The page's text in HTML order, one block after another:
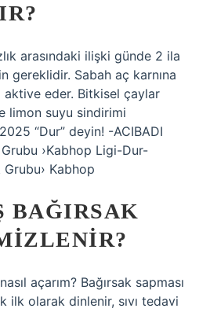
arasındaki ilişki günde 2 ila
gereklidir. Sabah aç karnına
aktive eder. Bitkisel çaylar
limon suyu sindirimi
“Dur” deyin! -ACIBADI
›Kabhop Ligi-Dur-
Grubu› Kabhop
BAĞIRSAK
açarım? Bağırsak sapması
ilk olarak dinlenir, sıvı tedavi